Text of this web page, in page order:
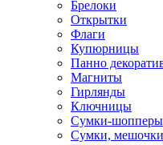
Брелоки
Открытки
Флаги
Купюрницы
Панно
Магниты
Гирлянды
Ключницы
Сумки-шопперы
Сумки, мешочки